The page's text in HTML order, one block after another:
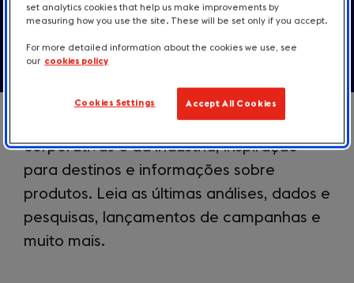
Fale conosco
Fique por dentro das nossas notícias
corporativas e da indústria, inspiração
para destinos e informações sobre
produtos. Leia as últimas análises, dados e
pesquisas, lançamentos de campanhas e
muito mais.
set analytics cookies that help us make improvements by
measuring how you use the site. These will be set only if you accept.
For more detailed information about the cookies we use, see
our cookies policy
Cookies Settings Accept All Cookies